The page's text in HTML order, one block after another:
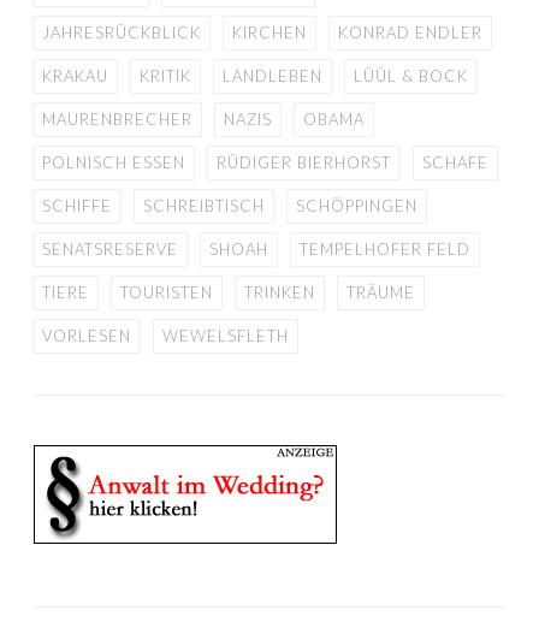
JAHRESRÜCKBLICK KIRCHEN KONRAD ENDLER
KRAKAU KRITIK LANDLEBEN LÜÜL & BOCK
MAURENBRECHER NAZIS OBAMA
POLNISCH ESSEN RÜDIGER BIERHORST SCHAFE
SCHIFFE SCHREIBTISCH SCHÖPPINGEN
SENATSRESERVE SHOAH TEMPELHOFER FELD
TIERE TOURISTEN TRINKEN TRÄUME
VORLESEN WEWELSFLETH